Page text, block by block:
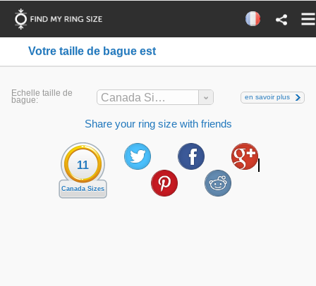
Votre taille de bague est
Echelle taille de
bague: Canada Sizes en savoir plus
Share your ring size with friends
11
Canada Sizes